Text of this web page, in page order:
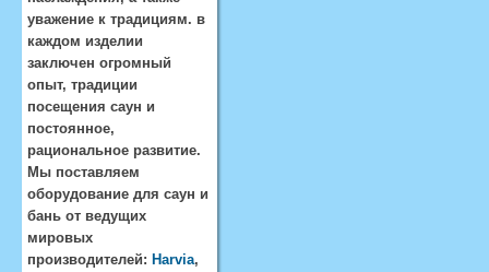
уважение к традициям. в
каждом изделии
заключен огромный
опыт, традиции
посещения саун и
постоянное,
рациональное развитие.
Мы поставляем
оборудование для саун и
бань от ведущих
мировых
производителей: Harvia,